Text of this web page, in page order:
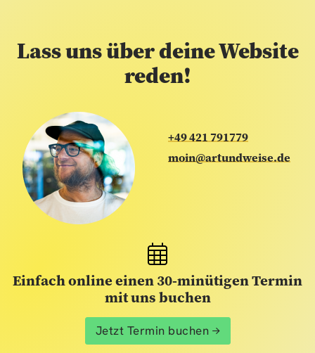
Lass uns über deine Website
reden!
+49 421 791779
moin@artundweise.de
Einfach online einen 30-minütigen Termin
mit uns buchen
Jetzt Termin buchen